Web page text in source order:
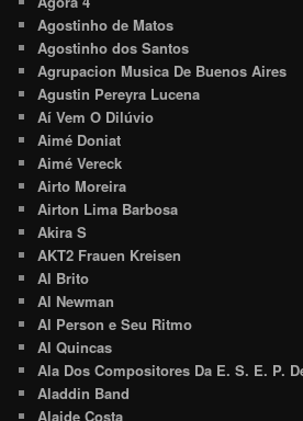
Agostinho de Matos
Agostinho dos Santos
Agrupacion Musica De Buenos Aires
Agustin Pereyra Lucena
Aí Vem O Dilúvio
Aimé Doniat
Aimé Vereck
Airto Moreira
Airton Lima Barbosa
Akira S
AKT2 Frauen Kreisen
Al Brito
Al Newman
Al Person e Seu Ritmo
Al Quincas
Ala Dos Compositores Da E. S. E. P.
Aladdin Band
Alaide Costa